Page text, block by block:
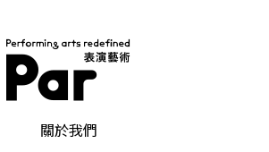
關於我們